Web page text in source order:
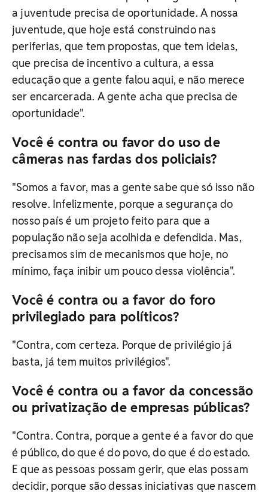
a juventude precisa de oportunidade. A nossa
juventude, que hoje está construindo nas
periferias, que tem propostas, que tem ideias,
que precisa de incentivo a cultura, a essa
educação que a gente falou aqui, e não merece
ser encarcerada. A gente acha que precisa de
oportunidade".
Você é contra ou favor do uso de
câmeras nas fardas dos policiais?
"Somos a favor, mas a gente sabe que só isso não
resolve. Infelizmente, porque a segurança do
nosso país é um projeto feito para que a
população não seja acolhida e defendida. Mas,
precisamos sim de mecanismos que hoje, no
mínimo, faça inibir um pouco dessa violência".
Você é contra ou a favor do foro
privilegiado para políticos?
"Contra, com certeza. Porque de privilégio já
basta, já tem muitos privilégios".
Você é contra ou a favor da concessão
ou privatização de empresas públicas?
"Contra. Contra, porque a gente é a favor do que
é público, do que é do povo, do que é do estado.
E que as pessoas possam gerir, que elas possam
decidir, porque são dessas iniciativas que nascem